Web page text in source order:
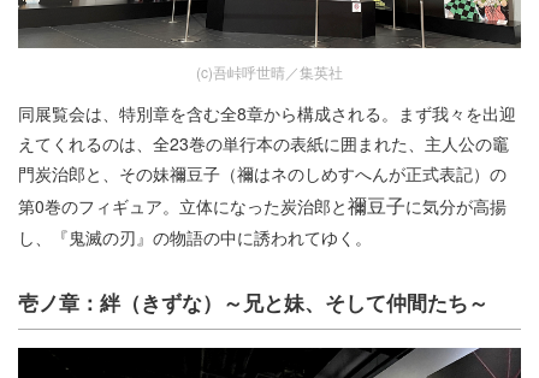
(c)吾峠呼世晴／集英社
​同展覧会は、特別章を含む全8章から構成される。まず我々を出迎
えてくれるのは、全23巻の単行本の表紙に囲まれた、主人公の竈
門炭治郎と、その妹禰豆子（禰はネのしめすへんが正式表記）の
第0巻のフィギュア。立体になった炭治郎と禰豆子に気分が高揚
し、『鬼滅の刃』の物語の中に誘われてゆく。
壱ノ章：絆（きずな）～兄と妹、そして仲間たち～